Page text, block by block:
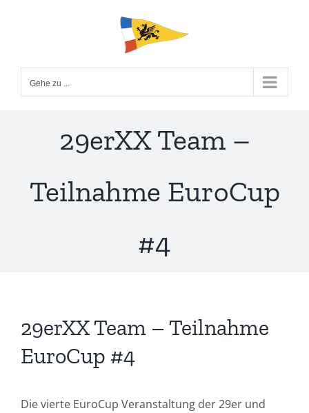
Gehe zu ...
29erXX Team –
Teilnahme EuroCup
#4
29erXX Team – Teilnahme
EuroCup #4
Dievierte EuroCup Veranstaltung der29er und